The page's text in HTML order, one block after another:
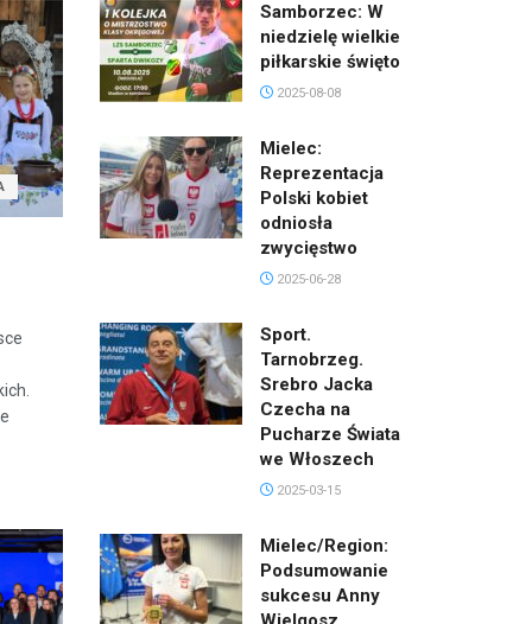
Samborzec: W
niedzielę wielkie
piłkarskie święto
2025-08-08
Mielec:
Reprezentacja
Polski kobiet
odniosła
zwycięstwo
2025-06-28
Sport.
Tarnobrzeg.
Srebro Jacka
Czecha na
Pucharze Świata
we Włoszech
2025-03-15
Mielec/Region:
Podsumowanie
sukcesu Anny